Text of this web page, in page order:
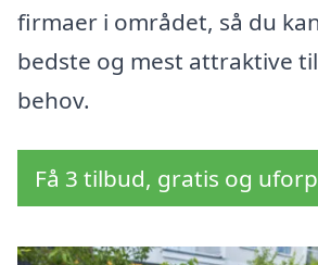
firmaer i området, så du
bedste og mest attraktive
behov.
Få 3 tilbud, gratis og